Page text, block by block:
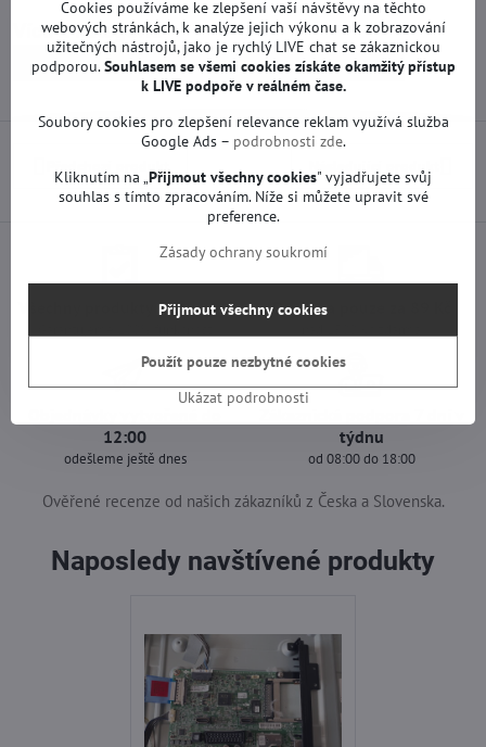
Více z kategorie
Náhradní díly | LG TV Základní desky | LG TV
Všechny produkty testujeme Doprava pouze za 89 Kč
12:00
odešleme ještě dnes
týdnu
od 08:00 do 18:00
Ověřené recenze od našich zákazníků z Česka a Slovenska.
Naposledy navštívené produkty
Cookies používáme ke zlepšení vaší návštěvy na těchto
webových stránkách, k analýze jejich výkonu a k zobrazování
užitečných nástrojů, jako je rychlý LIVE chat se zákaznickou
podporou.Souhlasem se všemi cookies získáte okamžitý přístup
k LIVE podpoře v reálném čase.
Soubory cookies pro zlepšení relevance reklam využívá služba
Google Ads – podrobnosti zde.
Kliknutím na „Přijmout všechny cookies" vyjadřujete svůj
souhlas s tímto zpracováním. Níže si můžete upravit své
preference.
Zásady ochrany soukromí
Ukázat podrobnosti
Přijmout všechny cookies
Použít pouze nezbytné cookies